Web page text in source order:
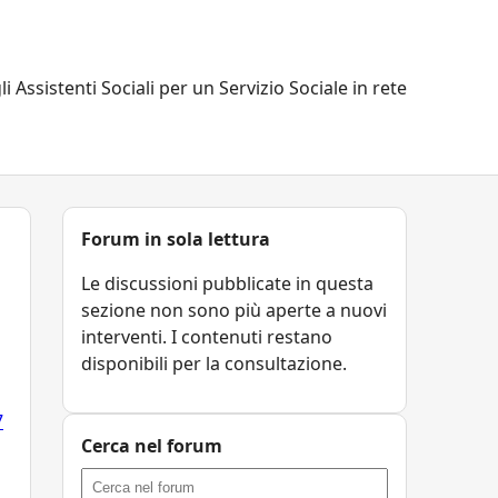
Assistenti Sociali per un Servizio Sociale in rete
Forum in sola lettura
Le discussioni pubblicate in questa
sezione non sono più aperte a nuovi
interventi. I contenuti restano
disponibili per la consultazione.
Cerca nel forum